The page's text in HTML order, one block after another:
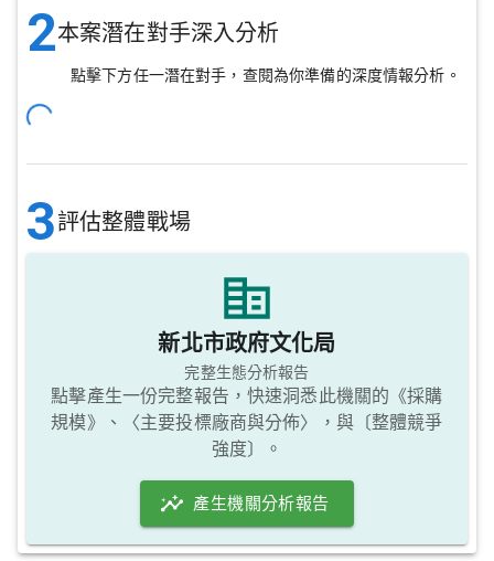
2本案潛在對手深入分析
點擊下方任一潛在對手，查閱為你準備的深度情報分析。
3評估整體戰場
新北市政府文化局
完整生態分析報告
點擊產生一份完整報告，快速洞悉此機關的《採購
規模》、〈主要投標廠商與分佈〉，與〔整體競爭
強度〕。
產生機關分析報告